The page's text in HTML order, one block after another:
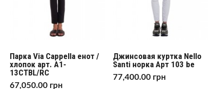
Парка Via Cappella енот /
хлопок арт. A1-
13CTBL/RC
67,050.00 грн
Джинсовая куртка Nello
Santi норка Арт 103 be
77,400.00 грн